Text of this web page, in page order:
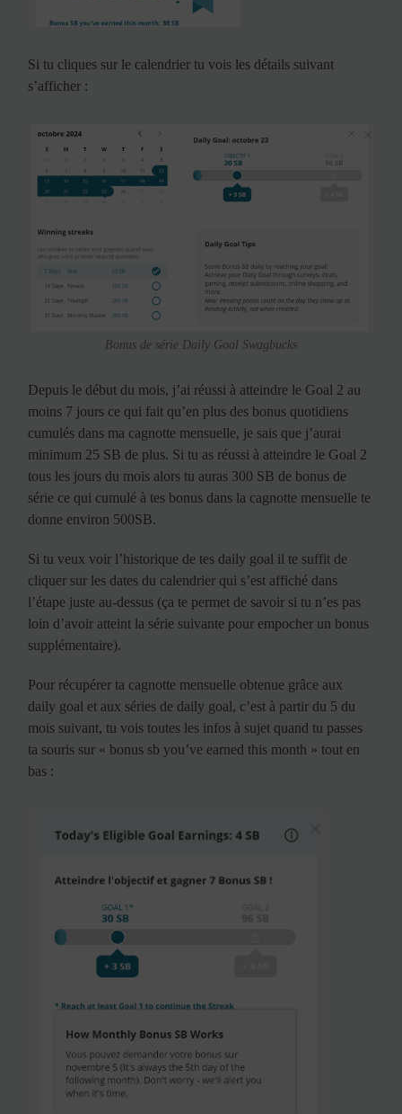
Si tu cliques sur le calendrier tu vois les détails suivant
s’afficher :
Bonus de série Daily Goal Swagbucks
Depuis le début du mois, j’ai réussi à atteindre le Goal 2 au
moins 7 jours ce qui fait qu’en plus des bonus quotidiens
cumulés dans ma cagnotte mensuelle, je sais que j’aurai
minimum 25 SB de plus. Si tu as réussi à atteindre le Goal 2
tous les jours du mois alors tu auras 300 SB de bonus de
série ce qui cumulé à tes bonus dans la cagnotte mensuelle te
donne environ 500SB.
Si tu veux voir l’historique de tes daily goal il te suffit de
cliquer sur les dates du calendrier qui s’est affiché dans
l’étape juste au-dessus (ça te permet de savoir si tu n’es pas
loin d’avoir atteint la série suivante pour empocher un bonus
supplémentaire).
Pour récupérer ta cagnotte mensuelle obtenue grâce aux
daily goal et aux séries de daily goal, c’est à partir du 5 du
mois suivant, tu vois toutes les infos à sujet quand tu passes
ta souris sur « bonus sb you’ve earned this month » tout en
bas :